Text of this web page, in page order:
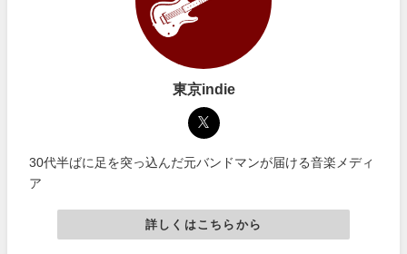
東京indie
30代半ばに足を突っ込んだ元バンドマンが届ける音楽メディ
ア
詳しくはこちらから